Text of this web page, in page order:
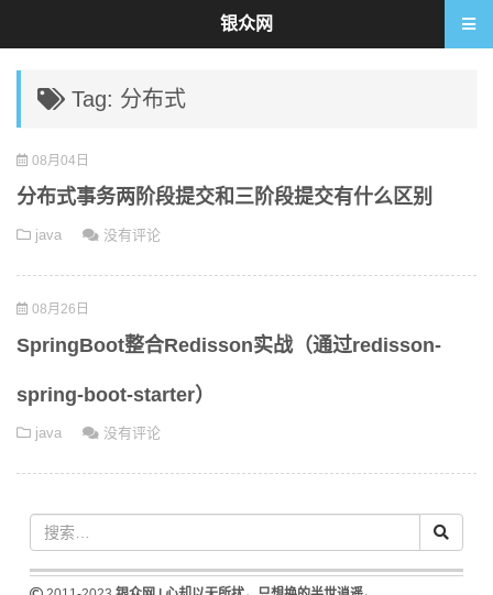
Tag: 分布式
08月04日
分布式事务两阶段提交和三阶段提交有什么区别
java 没有评论
08月26日
SpringBoot整合Redisson实战（通过redisson-
spring-boot-starter）
java 没有评论
银众网